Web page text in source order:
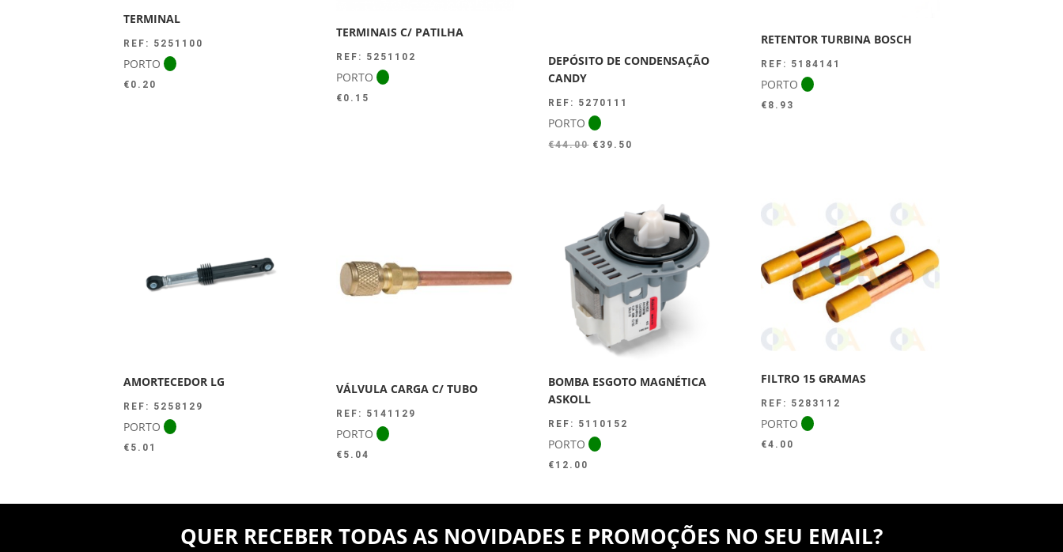
TERMINAL
REF: 5251100
PORTO
€ 0.20
TERMINAIS C/ PATILHA
REF: 5251102
PORTO
€ 0.15
DEPÓSITO DE CONDENSAÇÃO
CANDY
REF: 5270111
PORTO
€44.00 O
€44.00.
€ 39.50
€39.50.
RETENTOR TURBINA BOSCH
REF: 5184141
PORTO
€ 8.93
AMORTECEDOR LG
REF: 5258129
PORTO
€ 5.01
VÁLVULA CARGA C/ TUBO
REF: 5141129
PORTO
€ 5.04
BOMBA ESGOTO MAGNÉTICA
ASKOLL
REF: 5110152
PORTO
€ 12.00
FILTRO 15 GRAMAS
REF: 5283112
PORTO
€4.00
QUER RECEBER TODAS AS NOVIDADES E PROMOÇÕES NO SEU EMAIL?